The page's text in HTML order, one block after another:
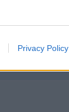
Privacy Policy